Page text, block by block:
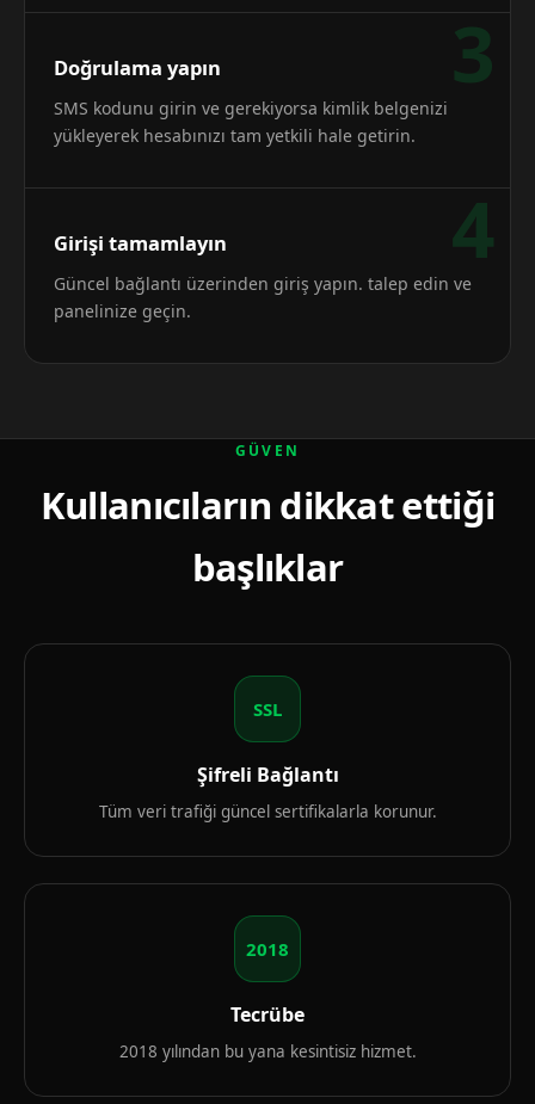
3
Doğrulama yapın
SMS kodunu girin ve gerekiyorsa kimlik belgenizi
yükleyerek hesabınızı tam yetkili hale getirin.
4
Girişi tamamlayın
Güncel bağlantı üzerinden giriş yapın. talep edin ve
panelinize geçin.
GÜVEN
Kullanıcıların dikkat ettiği
başlıklar
SSL
Şifreli Bağlantı
Tüm veri trafiği güncel sertifikalarla korunur.
2018
Tecrübe
2018 yılından bu yana kesintisiz hizmet.